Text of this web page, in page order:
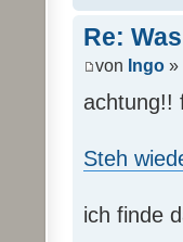
Re:
von Ingo »
achtung!!
Steh
ich finde